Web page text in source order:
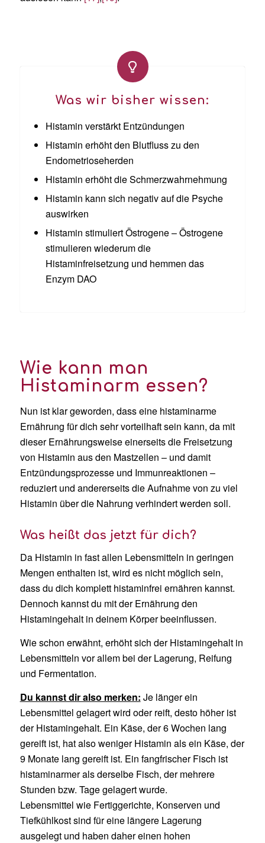
Was wir bisher wissen:
Histamin verstärkt Entzündungen
Histamin erhöht den Blutfluss zu den
Endometrioseherden
Histamin erhöht die Schmerzwahrnehmung
Histamin kann sich negativ auf die Psyche
auswirken
Histamin stimuliert Östrogene – Östrogene
stimulieren wiederum die
Histaminfreisetzung und hemmen das
Enzym DAO
Wie kann man
Histaminarm essen?
Nun ist klar geworden, dass eine histaminarme
Ernährung für dich sehr vorteilhaft sein kann, da mit
dieser Ernährungsweise einerseits die Freisetzung
von Histamin aus den Mastzellen – und damit
Entzündungsprozesse und Immunreaktionen –
reduziert und andererseits die Aufnahme von zu viel
Histamin über die Nahrung verhindert werden soll.
Was heißt das jetzt für dich?
Da Histamin in fast allen Lebensmitteln in geringen
Mengen enthalten ist, wird es nicht möglich sein,
dass du dich komplett histaminfrei ernähren kannst.
Dennoch kannst du mit der Ernährung den
Histamingehalt in deinem Körper beeinflussen.
Wie schon erwähnt, erhöht sich der Histamingehalt in
Lebensmitteln vor allem bei der Lagerung, Reifung
und Fermentation.
Du kannst dir also merken: Je länger ein
Lebensmittel gelagert wird oder reift, desto höher ist
der Histamingehalt. Ein Käse, der 6 Wochen lang
gereift ist, hat also weniger Histamin als ein Käse, der
9 Monate lang gereift ist. Ein fangfrischer Fisch ist
histaminarmer als derselbe Fisch, der mehrere
Stunden bzw. Tage gelagert wurde.
Lebensmittel wie Fertiggerichte, Konserven und
Tiefkühlkost sind für eine längere Lagerung
ausgelegt und haben daher einen hohen